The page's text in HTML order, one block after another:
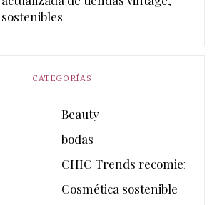
CATEGORÍAS
Beauty
bodas
CHIC Trends recomienda
Cosmética sostenible